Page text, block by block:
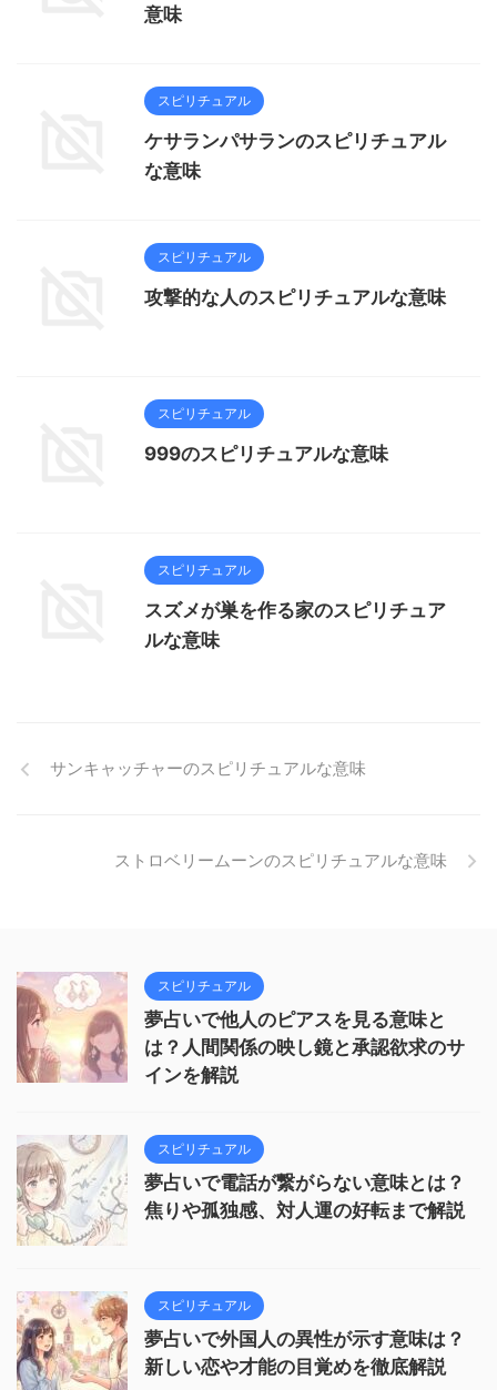
意味
スピリチュアル
ケサランパサランのスピリチュアル
な意味
スピリチュアル
攻撃的な人のスピリチュアルな意味
スピリチュアル
999のスピリチュアルな意味
スピリチュアル
スズメが巣を作る家のスピリチュア
ルな意味
サンキャッチャーのスピリチュアルな意味
ストロベリームーンのスピリチュアルな意味
スピリチュアル
夢占いで他人のピアスを見る意味と
は？人間関係の映し鏡と承認欲求のサ
インを解説
スピリチュアル
夢占いで電話が繋がらない意味とは？
焦りや孤独感、対人運の好転まで解説
スピリチュアル
夢占いで外国人の異性が示す意味は？
新しい恋や才能の目覚めを徹底解説